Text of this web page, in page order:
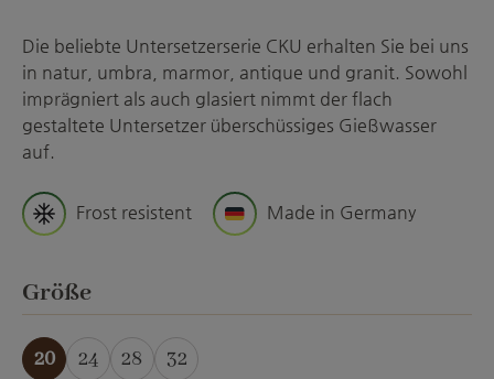
Die beliebte Untersetzerserie CKU erhalten Sie bei uns
in natur, umbra, marmor, antique und granit. Sowohl
imprägniert als auch glasiert nimmt der flach
gestaltete Untersetzer überschüssiges Gießwasser
auf.
Frost resistent Made in Germany
Größeauswählen
20 24 28 32